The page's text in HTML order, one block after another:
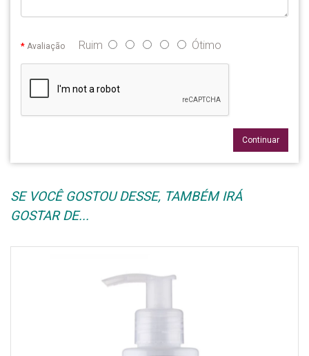
Avaliação Ruim Ótimo
Continuar
SE VOCÊ GOSTOU DESSE, TAMBÉM IRÁ
GOSTAR DE...